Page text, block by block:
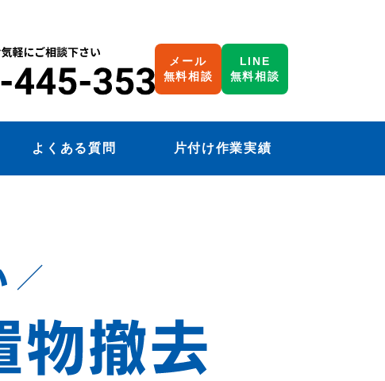
メール
無料相談
LINE
無料相談
よくある質問 片付け作業実績